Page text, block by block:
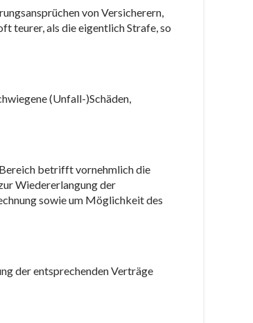
von Versicherern,
teurer, als die eigentlich Strafe, so
(Unfall-)Schäden,
betrifft vornehmlich die
Wiedererlangung der
sowie um Möglichkeit des
der entsprechenden Verträge